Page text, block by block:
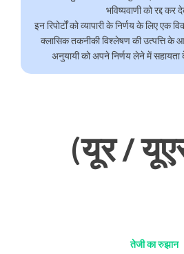
भविष्यवाणी को रद्द कर
इन रिपोर्टों को व्यापारी के निर्णय के लिए एक
क्लासिक तकनीकी विश्लेषण की उत्पत्ति के
अनुयायी को अपने निर्णय लेने में सहायता
(यूर /
तेजी का रुझान